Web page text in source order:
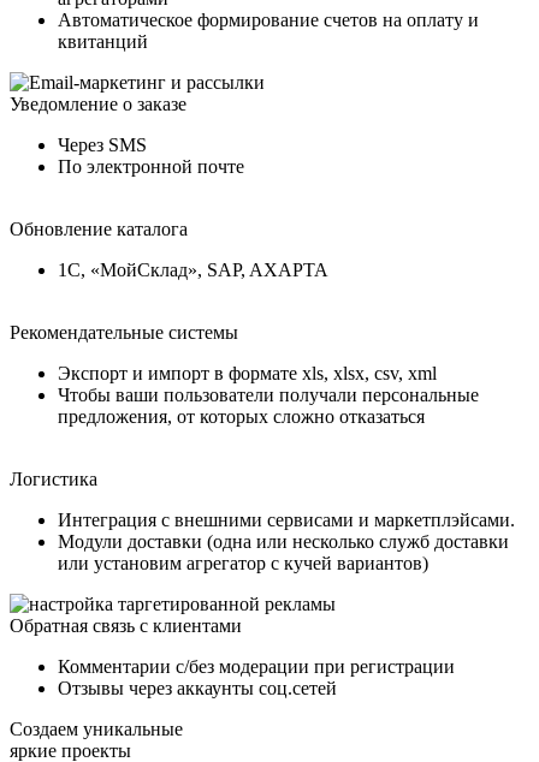
Автоматическое формирование счетов на оплату и
квитанций
Уведомление о заказе
Через SMS
По электронной почте
Обновление каталога
1С, «МойСклад», SAP, AXAPTA
Рекомендательные системы
Экспорт и импорт в формате xls, xlsx, csv, xml
Чтобы ваши пользователи получали персональные
предложения, от которых сложно отказаться
Логистика
Интеграция с внешними сервисами и маркетплэйсами.
Модули доставки (одна или несколько служб доставки
или установим агрегатор с кучей вариантов)
Обратная связь с клиентами
Комментарии с/без модерации при регистрации
Отзывы через аккаунты соц.сетей
Создаем уникальные
яркие проекты